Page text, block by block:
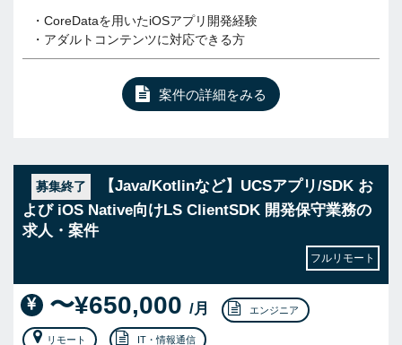
・CoreDataを用いたiOSアプリ開発経験
・アダルトコンテンツに対応できる方
案件の詳細をみる
募集終了
【Java/Kotlinなど】UCSアプリ/SDK お
よび iOS Native向けLS ClientSDK 開発保守業務の
求人・案件
フルリモート
〜¥650,000 /月 エンジニア
リモート IT・情報通信